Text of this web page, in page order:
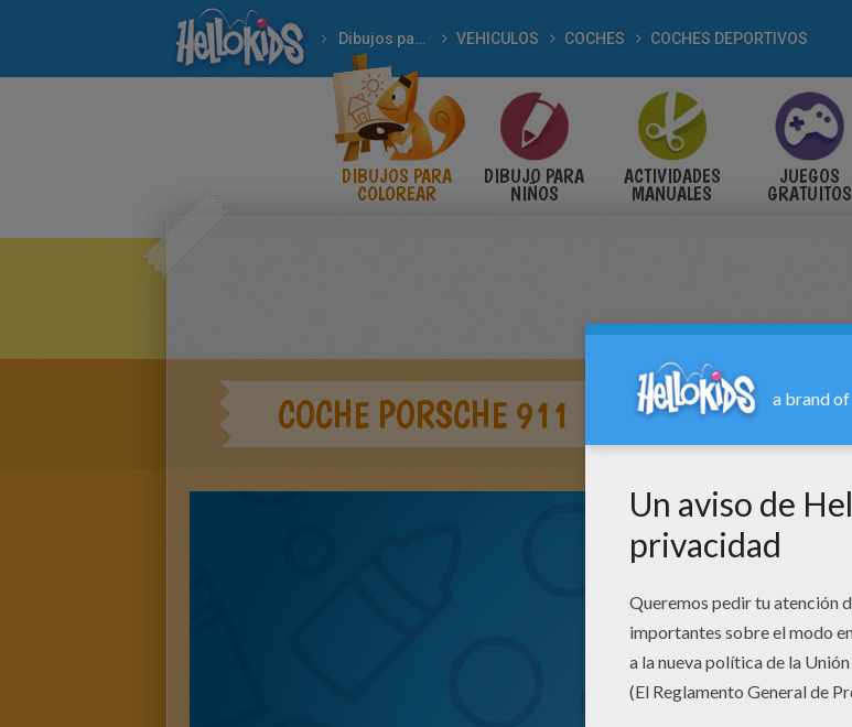
Dibujos para Colorear VEHICULOS COCHES COCHES DEPORTIVOS
DIBUJOS PARA
COLOREAR
DIBUJO PARA
NIÑOS
ACTIVIDADES
MANUALES
JUEGOS
GRATUITOS
COCHE PORSCHE 911